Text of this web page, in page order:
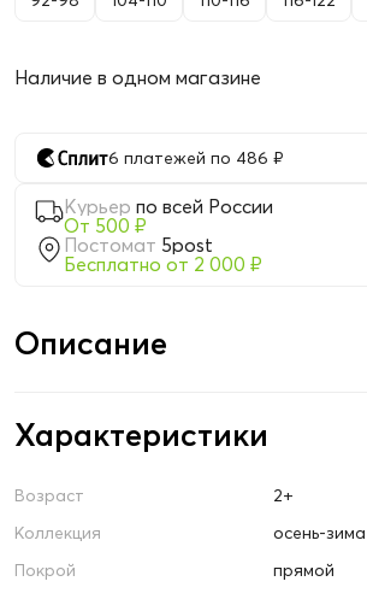
Наличие в одном магазине
6 платежей по 486 ₽
Курьер по всей России
От 500 ₽
Постомат 5post
Бесплатно от 2 000 ₽
Описание
Характеристики
Возраст
2+
Коллекция
осень-
Покрой
прямой